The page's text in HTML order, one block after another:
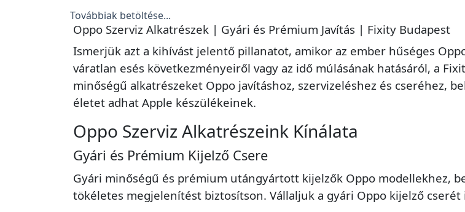
Továbbiak betöltése...
Oppo Szerviz Alkatrészek | Gyári és Prémium Javítás | Fixity Budapest
Ismerjük azt a kihívást jelentő pillanatot, amikor az ember hűséges
váratlan esés következményeiről vagy az idő múlásának hatásáról, a
minőségű alkatrészeket Oppo javításhoz, szervizeléshez és cseréhez,
életet adhat Apple készülékeinek.
Oppo Szerviz Alkatrészeink Kínálata
Gyári és Prémium Kijelző Csere
Gyári minőségű és prémium utángyártott kijelzők Oppo modellekhez,
tökéletes megjelenítést biztosítson. Vállaljuk a gyári Oppo kijelző cserét